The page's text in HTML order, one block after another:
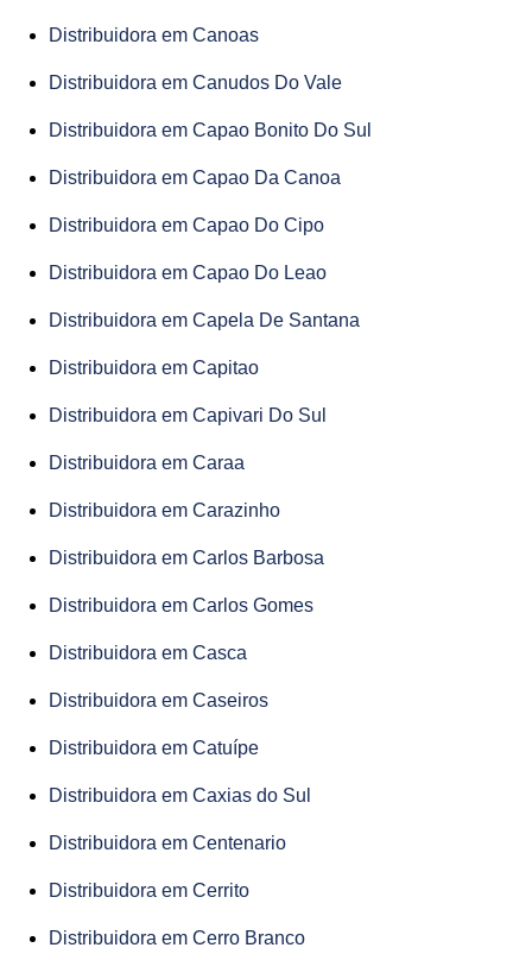
Distribuidora em Canoas
Distribuidora em Canudos Do Vale
Distribuidora em Capao Bonito Do Sul
Distribuidora em Capao Da Canoa
Distribuidora em Capao Do Cipo
Distribuidora em Capao Do Leao
Distribuidora em Capela De Santana
Distribuidora em Capitao
Distribuidora em Capivari Do Sul
Distribuidora em Caraa
Distribuidora em Carazinho
Distribuidora em Carlos Barbosa
Distribuidora em Carlos Gomes
Distribuidora em Casca
Distribuidora em Caseiros
Distribuidora em Catuípe
Distribuidora em Caxias do Sul
Distribuidora em Centenario
Distribuidora em Cerrito
Distribuidora em Cerro Branco